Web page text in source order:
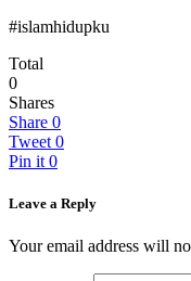
#islamhidupku
Total
0
Shares
Share 0
Tweet 0
Pin it 0
Leave a Reply
Your email address will